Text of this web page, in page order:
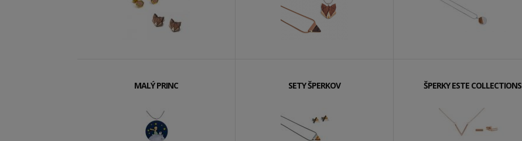
MALÝ PRINC SETY ŠPERKOV ŠPERKY ESTE COLLECTIONS